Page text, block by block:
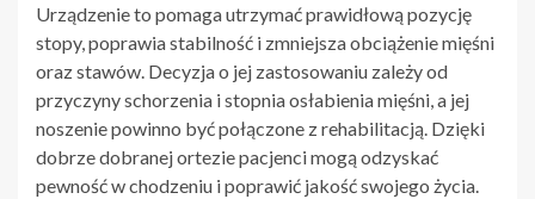
Urządzenie to pomaga utrzymać prawidłową pozycję
stopy, poprawia stabilność i zmniejsza obciążenie mięśni
oraz stawów. Decyzja o jej zastosowaniu zależy od
przyczyny schorzenia i stopnia osłabienia mięśni, a jej
noszenie powinno być połączone z rehabilitacją. Dzięki
dobrze dobranej ortezie pacjenci mogą odzyskać
pewność w chodzeniu i poprawić jakość swojego życia.